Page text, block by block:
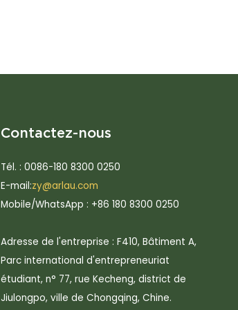
Contactez-nous
Tél. : 0086-180 8300 0250
E-mail:zy@arlau.com
Mobile/WhatsApp : +86 180 8300 0250
Adresse de l'entreprise : F410, Bâtiment A,
Parc international d'entrepreneuriat
étudiant, n° 77, rue Kecheng, district de
Jiulongpo, ville de Chongqing, Chine.